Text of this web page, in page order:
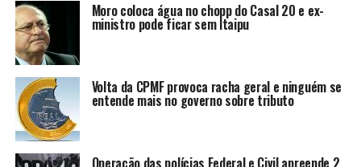
Moro coloca água no chopp do Casal 20 e ex-
ministro pode ficar sem Itaipu
Volta da CPMF provoca racha geral e ninguém se
entende mais no governo sobre tributo
Operação das polícias Federal e Civil apreende 2